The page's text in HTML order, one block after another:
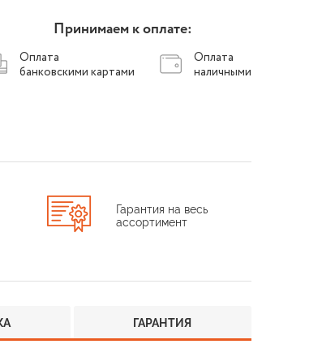
Принимаем к оплате:
Оплата
наличными
Оплата
банковскими картами
Гарантия на весь
ассортимент
ГАРАНТИЯ